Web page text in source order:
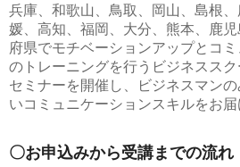
兵庫、和歌山、鳥取、岡山、島根
媛、高知、福岡、大分、熊本、鹿
府県でモチベーションアップとコ
のトレーニングを行うビジネスス
セミナーを開催し、ビジネスマン
いコミュニケーションスキルをお届
〇お申込みから受講までの流れ